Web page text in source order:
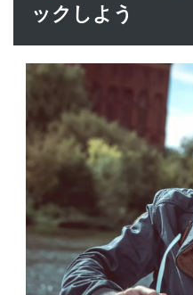
設定
やす
い
6.3
設定
は高
め
ヘア
ックしよう